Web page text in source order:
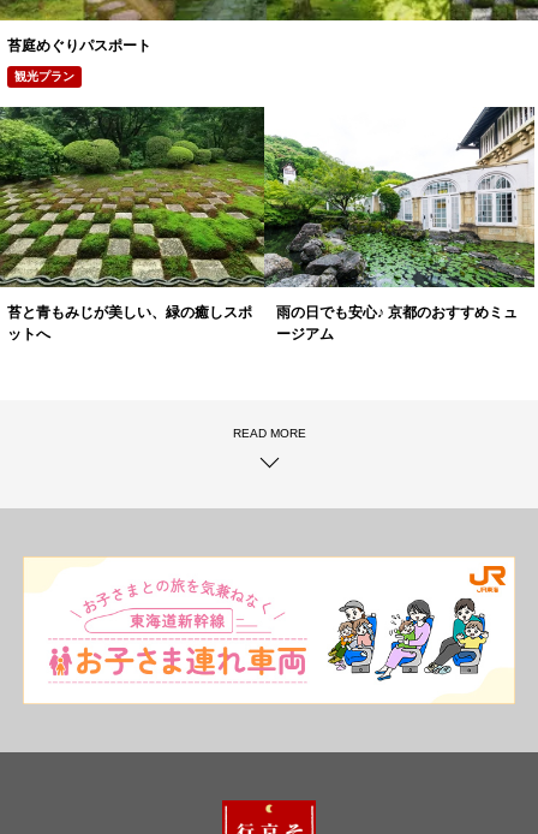
苔庭めぐりパスポート
観光プラン
苔と青もみじが美しい、緑の癒しスポ
ットへ
雨の日でも安心♪ 京都のおすすめミュ
ージアム
READ MORE